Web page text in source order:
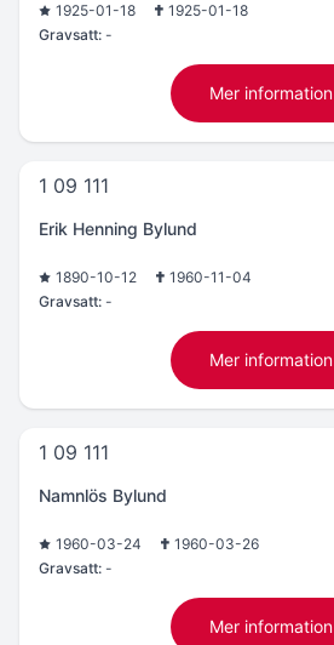
1925-01-18
1925-01-18
Gravsatt: -
Mer information
1 09 111
Erik Henning Bylund
1890-10-12
1960-11-04
Gravsatt: -
Mer information
1 09 111
Namnlös Bylund
1960-03-24
1960-03-26
Gravsatt: -
Mer information